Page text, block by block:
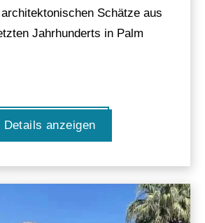
Schätze aus
Jahrhunderts in Palm
Details anzeigen